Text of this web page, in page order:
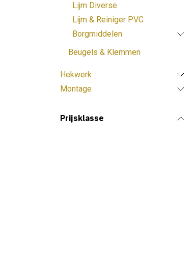
Lijm Diverse
Lijm & Reiniger PVC
Borgmiddelen
Beugels & Klemmen
Hekwerk
Montage
Prijsklasse